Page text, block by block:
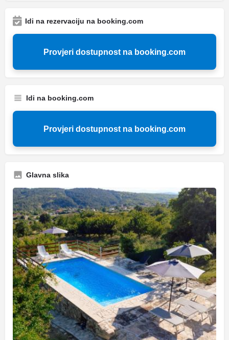
Idi na rezervaciju na booking.com
Provjeri dostupnost na booking.com
Idi na booking.com
Provjeri dostupnost na booking.com
Glavna slika